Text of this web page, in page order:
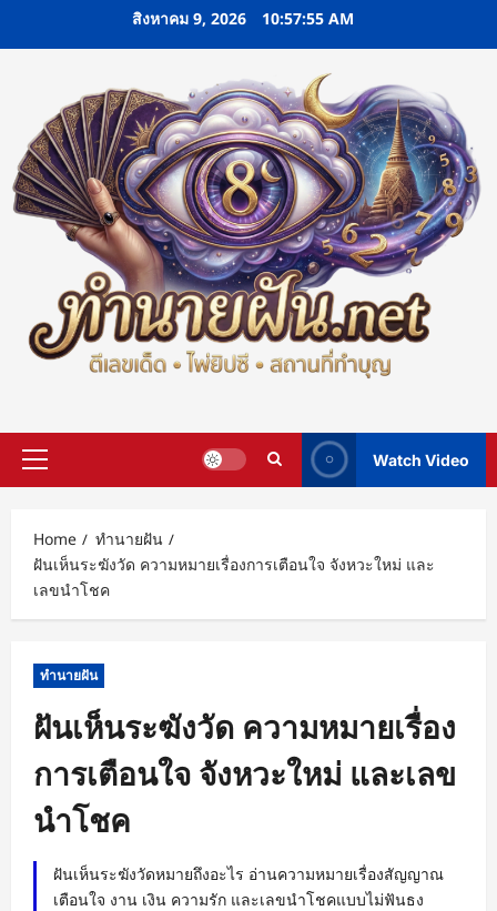
สิงหาคม 9, 2026 10:57:56 AM
Primary
Watch Video
Home
ทำนายฝัน
ฝันเห็นระฆังวัด ความหมายเรื่องการเตือนใจ จังหวะใหม่ และ
เลขนำโชค
ทำนายฝัน
ฝันเห็นระฆังวัด ความหมายเรื่อง
การเตือนใจ จังหวะใหม่ และเลข
นำโชค
ฝันเห็นระฆังวัดหมายถึงอะไร อ่านความหมายเรื่องสัญญาณ
เตือนใจ งาน เงิน ความรัก และเลขนำโชคแบบไม่ฟันธง